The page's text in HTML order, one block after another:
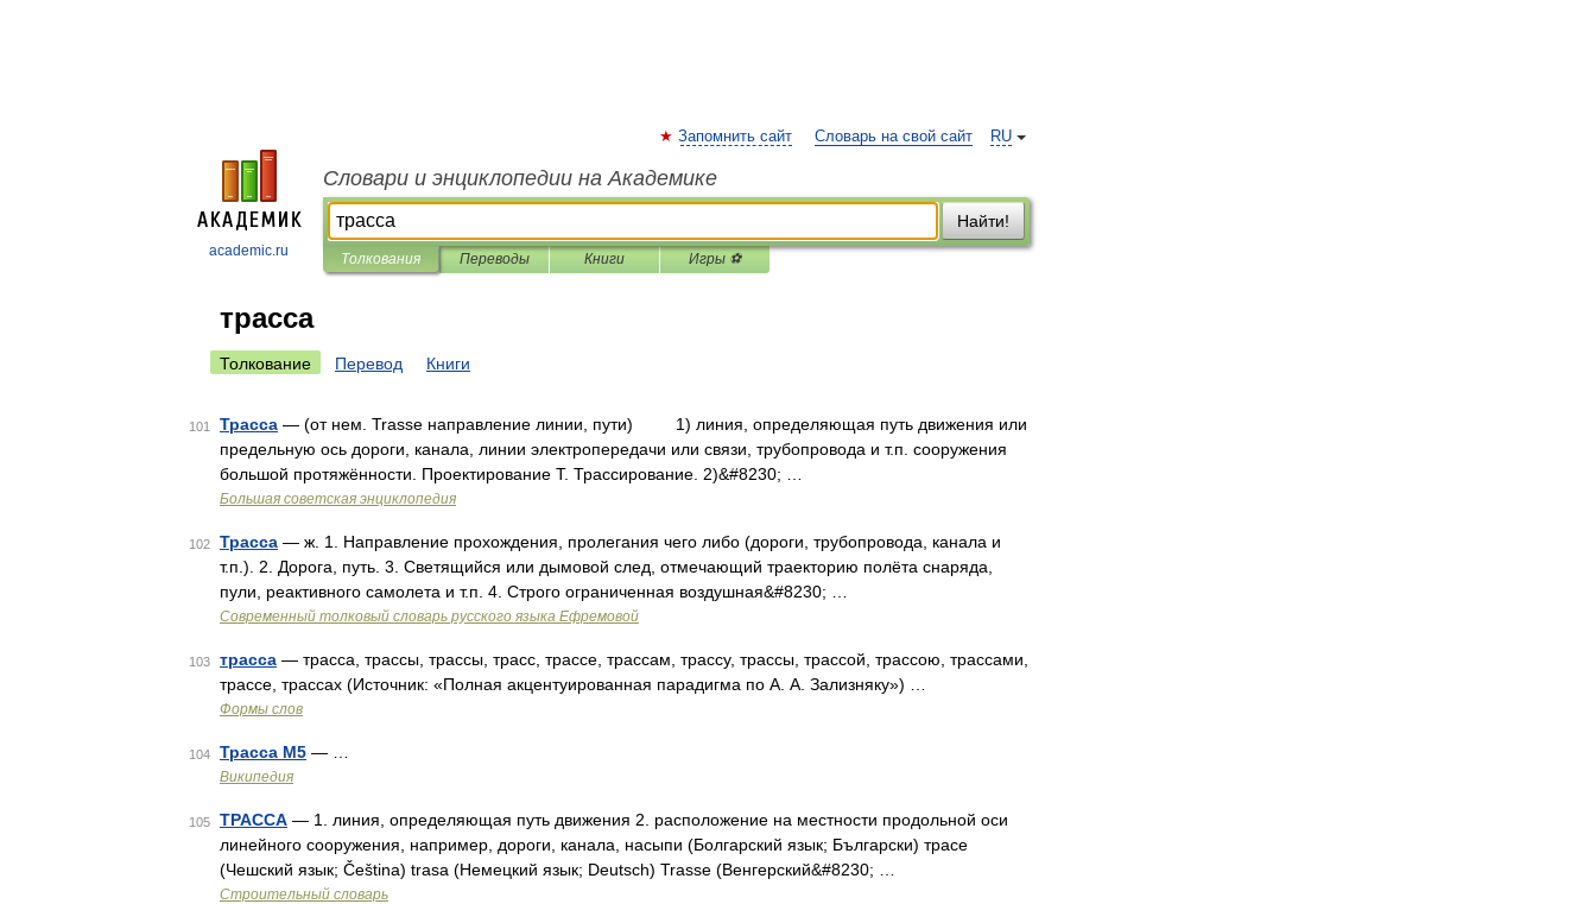
academic.ru
RU
Запомнить сайт Словарь на свой сайт
Словари и энциклопедии на Академике
Найти!
Толкования Переводы Книги Игры ⚽
трасса
Толкование Перевод Книги
101 Трасса — (от нем. Trasse направление линии, пути) 1) линия, определяющая путь движения или
предельную ось дороги, канала, линии электропередачи или связи, трубопровода и т.п. сооружения
большой протяжённости. Проектирование Т. Трассирование. 2)&#8230; …
Большая советская энциклопедия
102 Трасса — ж. 1. Направление прохождения, пролегания чего либо (дороги, трубопровода, канала и
т.п.). 2. Дорога, путь. 3. Светящийся или дымовой след, отмечающий траекторию полёта снаряда,
пули, реактивного самолета и т.п. 4. Строго ограниченная воздушная&#8230; …
Современный толковый словарь русского языка Ефремовой
103 трасса — трасса, трассы, трассы, трасс, трассе, трассам, трассу, трассы, трассой, трассою, трассами,
трассе, трассах (Источник: «Полная акцентуированная парадигма по А. А. Зализняку») …
Формы слов
104 Трасса М5 — …
Википедия
105 ТРАССА — 1. линия, определяющая путь движения 2. расположение на местности продольной оси
линейного сооружения, например, дороги, канала, насыпи (Болгарский язык; Български) трасе
(Чешский язык; Čeština) trasa (Немецкий язык; Deutsch) Trasse (Венгерский&#8230; …
Строительный словарь